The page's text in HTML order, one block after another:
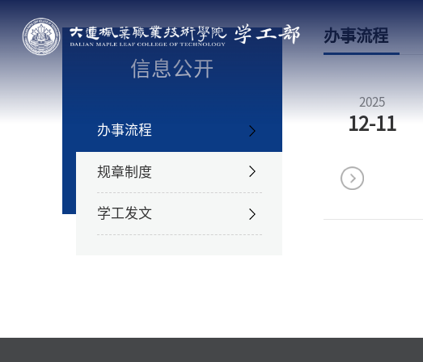
信息公开
办事流程
规章制度
学工发文
办事流程
2025
12-11